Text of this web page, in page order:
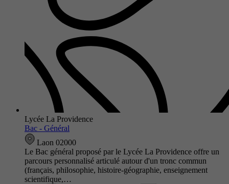
Lycée La Providence
Bac - Général
Laon 02000
Le Bac général proposé par le Lycée La Providence offre un
parcours personnalisé articulé autour d'un tronc commun
(français, philosophie, histoire-géographie, enseignement
scientifique,…